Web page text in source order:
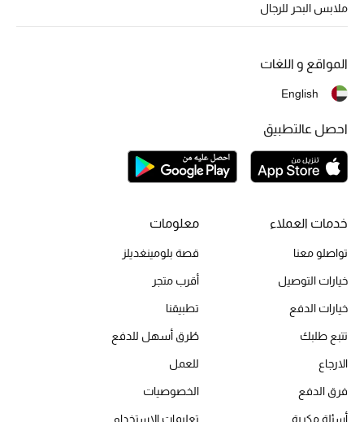
جميع الملابس النسائية
جميع الحقائب النسائية
جميع الإكسسورات النسائية
الحقائب
الحقائب النسائية
دليل ملتزمات الحقائب
ملابس البحر للرجال
خدمات العملاء
تواصلو معنا
خيارات التوصيل
خيارات الدفع
تتبع طلبك
الارجاع
فرق الدفع
أسئلة مكررة
معلومات
قصة بلومينغديلز
أقرب متجر
تطبيقنا
طُرق أسهل للدفع
للعمل
الخصوصيات
تعليمات الاستخدام
المواقع و اللغات
English
احصل عالتطبيق